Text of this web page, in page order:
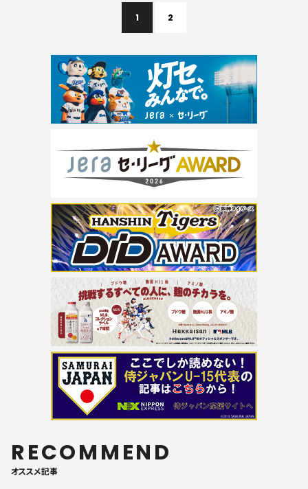
1 2
RECOMMEND
オススメ記事